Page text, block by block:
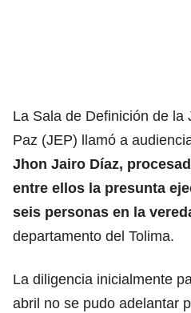
La Sala de Definición de la
Paz (JEP) llamó a
Jhon Jairo Díaz,
entre ellos la presunta
seis personas en la
departamento del Tolima.
La diligencia inicialmente
abril no se pudo adelantar